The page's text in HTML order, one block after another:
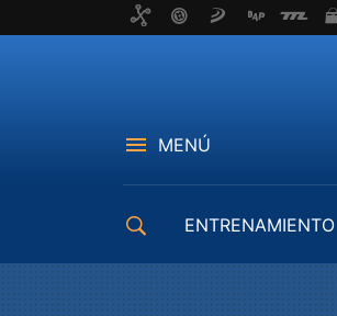
MENÚ
ENTRENAMIENTO